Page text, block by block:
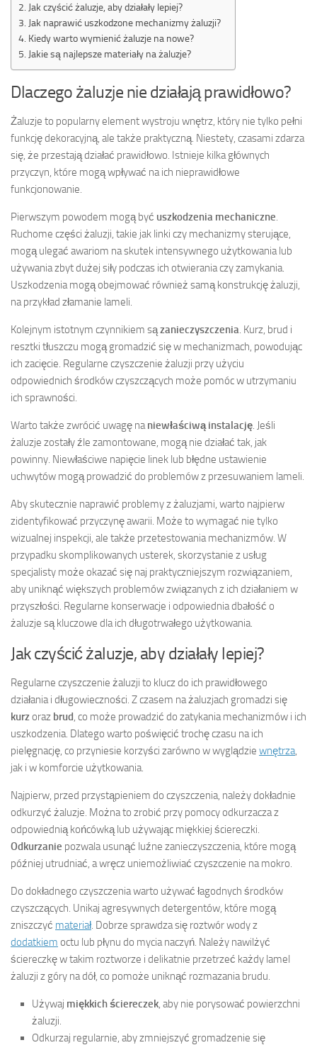
Jak czyścić żaluzje, aby działały lepiej?
Jak naprawić uszkodzone mechanizmy żaluzji?
Kiedy warto wymienić żaluzje na nowe?
Jakie są najlepsze materiały na żaluzje?
Dlaczego żaluzje nie działają prawidłowo?
Żaluzje to popularny element wystroju wnętrz, który nie tylko pełni
funkcję dekoracyjną, ale także praktyczną. Niestety, czasami zdarza
się, że przestają działać prawidłowo. Istnieje kilka głównych
przyczyn, które mogą wpływać na ich nieprawidłowe
funkcjonowanie.
Pierwszym powodem mogą być uszkodzenia mechaniczne.
Ruchome części żaluzji, takie jak linki czy mechanizmy sterujące,
mogą ulegać awariom na skutek intensywnego użytkowania lub
używania zbyt dużej siły podczas ich otwierania czy zamykania.
Uszkodzenia mogą obejmować również samą konstrukcję żaluzji,
na przykład złamanie lameli.
Kolejnym istotnym czynnikiem sązanieczyszczenia. Kurz, brud i
resztki tłuszczu mogą gromadzić się w mechanizmach, powodując
ich zacięcie. Regularne czyszczenie żaluzji przy użyciu
odpowiednich środków czyszczących może pomóc w utrzymaniu
ich sprawności.
Warto także zwrócić uwagę naniewłaściwą instalację. Jeśli
żaluzje zostały źle zamontowane, mogą nie działać tak, jak
powinny. Niewłaściwe napięcie linek lub błędne ustawienie
uchwytów mogą prowadzić do problemów z przesuwaniem lameli.
Aby skutecznie naprawić problemy z żaluzjami, warto najpierw
zidentyfikować przyczynę awarii. Może to wymagać nie tylko
wizualnej inspekcji, ale także przetestowania mechanizmów. W
przypadku skomplikowanych usterek, skorzystanie z usług
specjalisty może okazać się naj praktyczniejszym rozwiązaniem,
aby uniknąć większych problemów związanych z ich działaniem w
przyszłości. Regularne konserwacje i odpowiednia dbałość o
żaluzje są kluczowe dla ich długotrwałego użytkowania.
Jak czyścić żaluzje, aby działały lepiej?
Regularne czyszczenie żaluzji to klucz do ich prawidłowego
działania i długowieczności. Z czasem na żaluzjach gromadzi się
kurzoraz brud, co może prowadzić do zatykania mechanizmów i ich
uszkodzenia. Dlatego warto poświęcić trochę czasu na ich
pielęgnację, co przyniesie korzyści zarówno w wyglądzie wnętrza,
jak i w komforcie użytkowania.
Najpierw, przed przystąpieniem do czyszczenia, należy dokładnie
odkurzyć żaluzje. Można to zrobić przy pomocy odkurzacza z
odpowiednią końcówką lub używając miękkiej ściereczki.
Odkurzanie pozwala usunąć luźne zanieczyszczenia, które mogą
później utrudniać, a wręcz uniemożliwiać czyszczenie na mokro.
Do dokładnego czyszczenia warto używać łagodnych środków
czyszczących. Unikaj agresywnych detergentów, które mogą
zniszczyć materiał. Dobrze sprawdza się roztwór wody z
dodatkiem octu lub płynu do mycia naczyń. Należy nawilżyć
ściereczkę w takim roztworze i delikatnie przetrzeć każdy lamel
żaluzji z góry na dół, co pomoże uniknąć rozmazania brudu.
Używaj miękkich ściereczek, aby nie porysować powierzchni
żaluzji.
Odkurzaj regularnie, aby zmniejszyć gromadzenie się